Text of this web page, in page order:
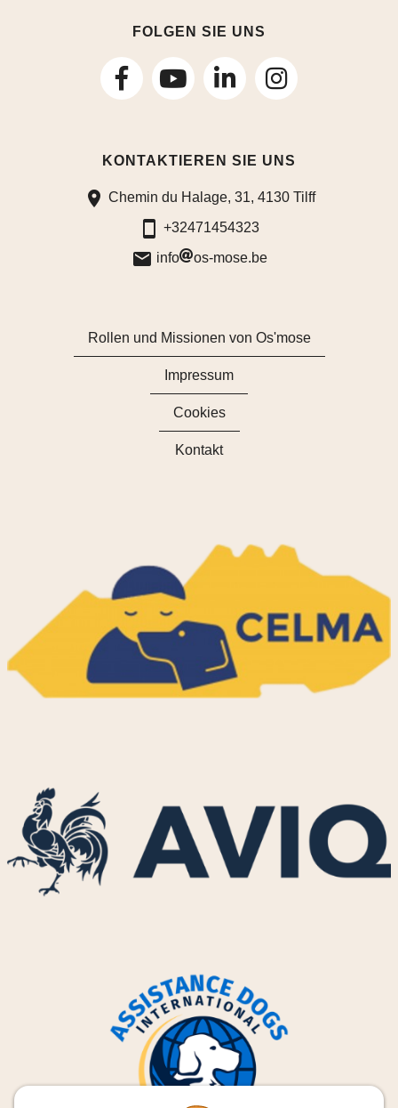
FOLGEN SIE UNS
folgen
auf
Facebook
folgen
auf
LinkedIn
folgen
KONTAKTIEREN SIE UNS
Chemin du Halage, 31, 4130 Tilff
+32471454323
info
os-mose.be
Rollen und Missionen von Os'mose
Impressum
Cookies
Kontakt